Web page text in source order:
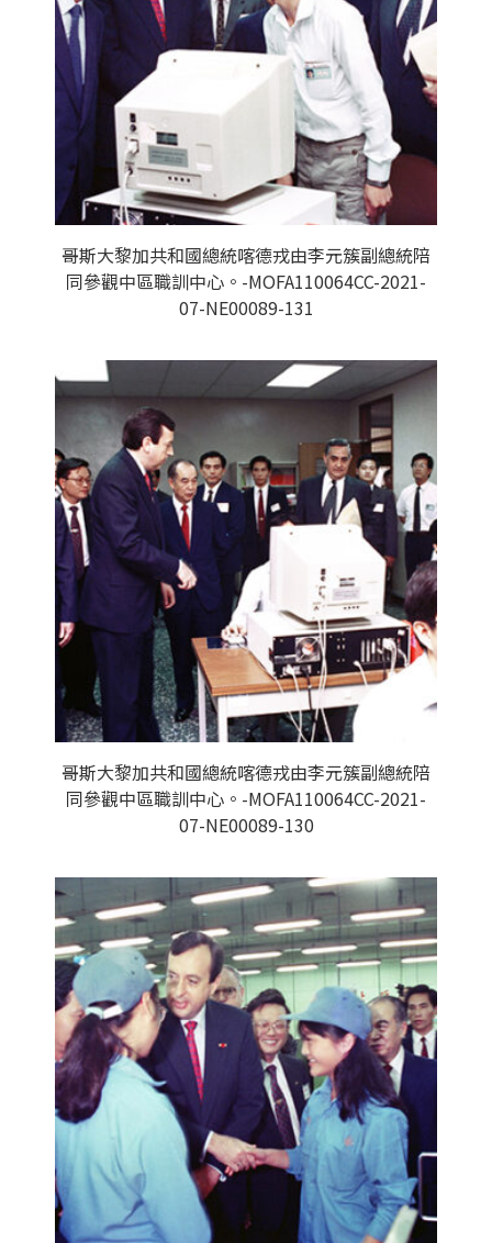
哥斯大黎加共和國總統喀德戎由李元簇副總統陪
同參觀中區職訓中心。-MOFA110064CC-2021-
07-NE00089-131
哥斯大黎加共和國總統喀德戎由李元簇副總統陪
同參觀中區職訓中心。-MOFA110064CC-2021-
07-NE00089-130